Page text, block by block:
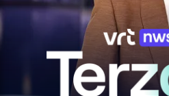
Terzake